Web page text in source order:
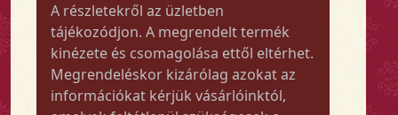
A részletekről az üzletben
tájékozódjon. A megrendelt termék
kinézete és csomagolása ettől eltérhet.
Megrendeléskor kizárólag azokat az
információkat kérjük vásárlóinktól,